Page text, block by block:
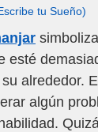
tu Sueño)
esté
alrededor.
algún